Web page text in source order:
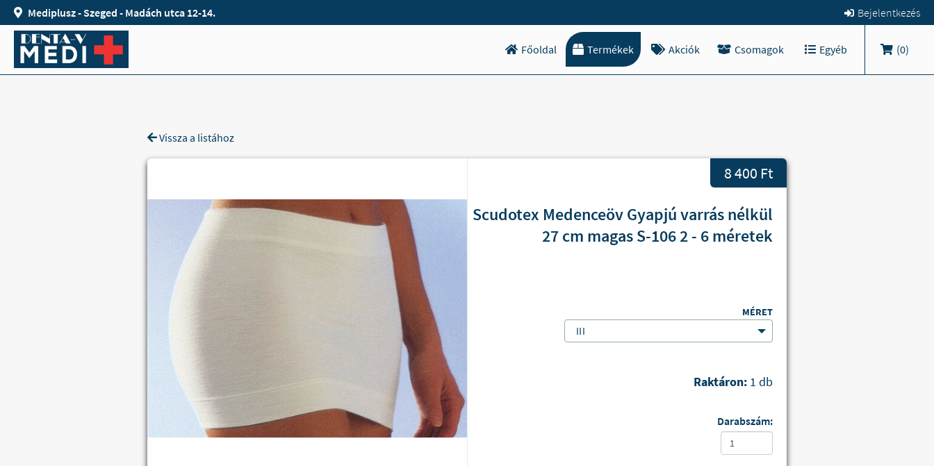
Mediplusz - Szeged - Madách utca 12-14. Bejelentkezés
Főoldal Termékek Akciók Csomagok Egyéb (0)
Vissza a listához
8 400 Ft
Scudotex Medenceöv Gyapjú varrás nélkül
27 cm magas S-106 2 - 6 méretek
MÉRET
III
Raktáron: 1 db
Darabszám: